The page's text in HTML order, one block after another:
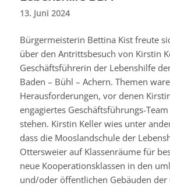
13. Juni 2024
Bürgermeisterin Bettina Kistfreute
über den Antrittsbesuch von Kirstin
Geschäftsführerin der Lebenshilfe
Baden – Bühl – Achern. Themen
Herausforderungen, vor denen
engagiertes Geschäftsführungs-Team
stehen. Kirstin Keller wies unter
dass die Mooslandschule der
Ottersweier auf Klassenräume für
neue Kooperationsklassen in den
und/oder öffentlichen Gebäuden der